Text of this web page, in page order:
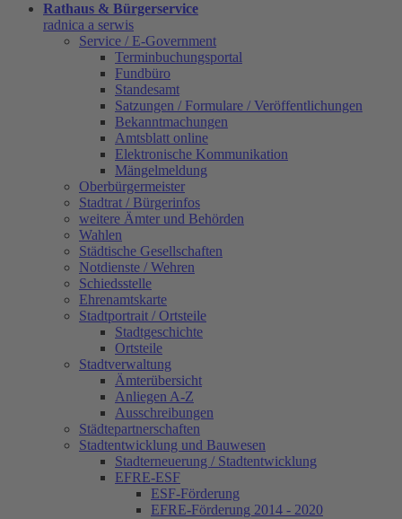
Rathaus & Bürgerservice
radnica a serwis
Service / E-Government
Terminbuchungsportal
Fundbüro
Standesamt
Satzungen / Formulare / Veröffentlichungen
Bekanntmachungen
Amtsblatt online
Elektronische Kommunikation
Mängelmeldung
Oberbürgermeister
Stadtrat / Bürgerinfos
weitere Ämter und Behörden
Wahlen
Städtische Gesellschaften
Notdienste / Wehren
Schiedsstelle
Ehrenamtskarte
Stadtportrait / Ortsteile
Stadtgeschichte
Ortsteile
Stadtverwaltung
Ämterübersicht
Anliegen A-Z
Ausschreibungen
Städtepartnerschaften
Stadtentwicklung und Bauwesen
Stadterneuerung / Stadtentwicklung
EFRE-ESF
ESF-Förderung
EFRE-Förderung 2014 - 2020